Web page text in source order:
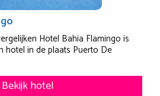
Hotel Bahia Flamingo is
hotel in de plaats Puerto De
Bekijk hotel